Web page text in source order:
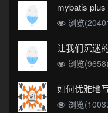
浏览
让我们沉迷
浏览(9658)
如何优雅地
浏览